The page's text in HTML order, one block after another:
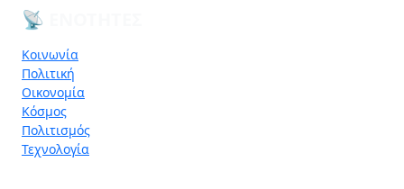
📡 ΕΝΌΤΗΤΕΣ
Κοινωνία
Πολιτική
Οικονομία
Κόσμος
Πολιτισμός
Τεχνολογία